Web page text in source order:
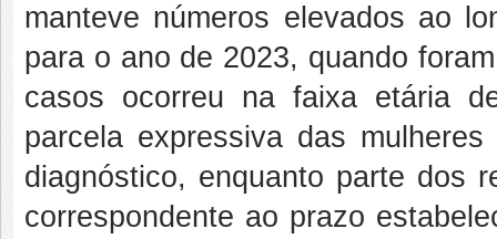
manteve números elevados ao
para o ano de 2023, quando
casos ocorreu na faixa etária
parcela expressiva das
diagnóstico, enquanto parte dos
correspondente ao prazo